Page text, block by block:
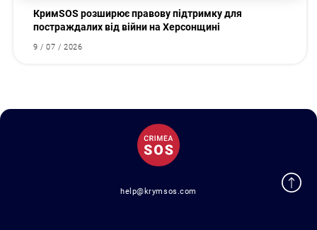
КримSOS розширює правову підтримку для
постраждалих від війни на Херсонщині
9 / 07 / 2026
help@krymsos.com